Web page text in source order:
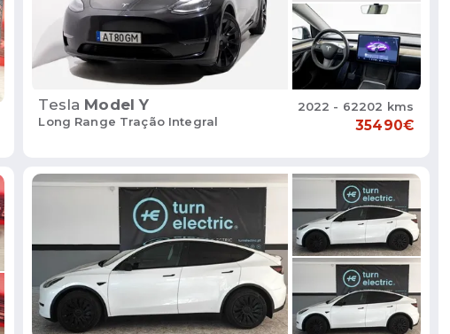
Tesla Model Y
Long Range Tração Integral
2022 - 62202 kms
35490€